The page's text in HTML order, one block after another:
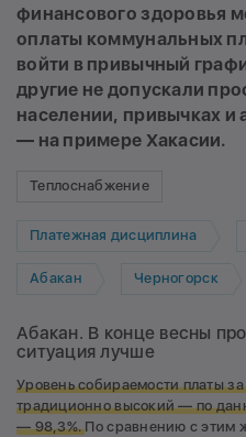
финансового здоровья
оплаты коммунальных
войти в привычный
другие не допускали
населении, привычках и
— на примере Хакасии.
Теплоснабжение
Платежная дисциплина
Абакан Черногорск
Абакан. В конце весны
ситуация лучше
Уровень собираемости платы
традиционно высокий — по
— 98,3%.По сравнению с этим